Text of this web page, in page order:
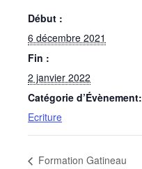
Début :
6 décembre 2021
Fin :
2 janvier 2022
Catégorie d’Évènement:
Ecriture
Formation Gatineau